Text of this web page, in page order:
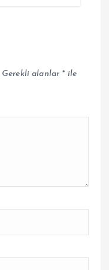
Gerekli alanlar *ile